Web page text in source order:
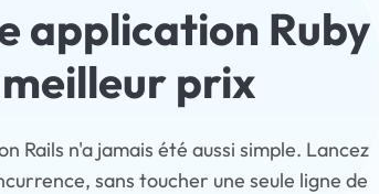
application Ruby
prix
Rails n'a jamais été aussi simple. Lancez
sans toucher une seule ligne de